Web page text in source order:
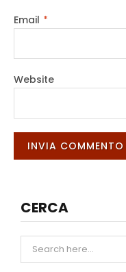
Email *
Website
CERCA